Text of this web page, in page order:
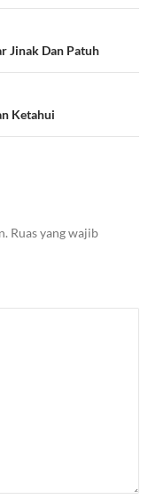
Jinak Dan Patuh
Ketahui
Ruas yang wajib